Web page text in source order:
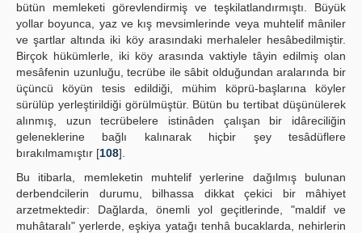
bütün memleketi görevlendirmiş ve teşkilatlandırmıştı. Büyük
yollar boyunca, yaz ve kış mevsimlerinde veya muhtelif mâniler
ve şartlar altında iki köy arasındaki merhaleler hesâbedilmiştir.
Birçok hükümlerle, iki köy arasında vaktiyle tâyin edilmiş olan
mesâfenin uzunluğu, tecrübe ile sâbit olduğundan aralarında bir
üçüncü köyün tesis edildiği, mühim köprü-başlarına köyler
sürülüp yerleştirildiği görülmüştür. Bütün bu tertibat düşünülerek
alınmış, uzun tecrübelere istinâden çalışan bir idâreciliğin
geleneklerine bağlı kalınarak hiçbir şey tesâdüflere
bırakılmamıştır [108].
Bu itibarla, memleketin muhtelif yerlerine dağılmış bulunan
derbendcilerin durumu, bilhassa dikkat çekici bir mâhiyet
arzetmektedir: Dağlarda, önemli yol geçitlerinde, "maldif ve
muhâtaralı" yerlerde, eşkiya yatağı tenhâ bucaklarda, nehirlerin